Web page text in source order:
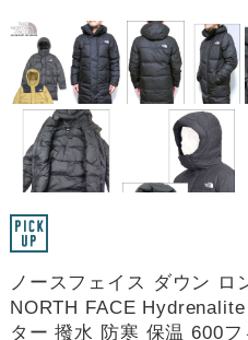
ノースフェイス ダウン ロ
NORTH FACE
ター 撥水 防寒 保温 600